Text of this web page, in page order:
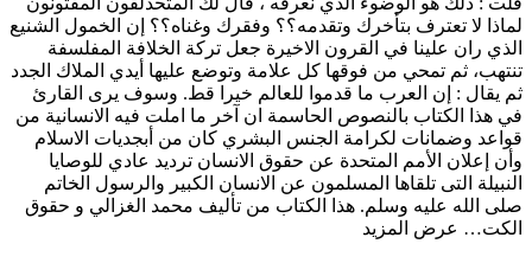
لماذا لا تعترف بتأخرك وتقدمه؟؟ وفقرك وغناه؟؟ إن الخمول الشنيع
الذي ران علينا في القرون الاخيرة جعل تركة الخلافة المفلسفة
تنتهب، ثم تمحي من فوقها كل علامة وتوضع عليها أيدي الملاك الجدد
ثم يقال : إن العرب ما قدموا للعالم خيرا قط. وسوف يرى القارئ
في هذا الكتاب بالنصوص الحاسمة ان آخر ما املت فيه الانسانية من
قواعد وضمانات لكرامة الجنس البشري كان من أبجديات الاسلام
وأن إعلان الأمم المتحدة عن حقوق الانسان ترديد عادي للوصايا
النبيلة التى تلقاها المسلمون عن الانسان الكبير والرسول الخاتم
صلى الله عليه وسلم. هذا الكتاب من تأليف محمد الغزالي و حقوق
الكت… عرض المزيد